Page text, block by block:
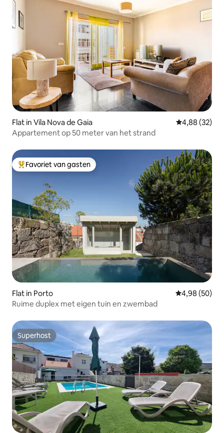
Flat in Vila Nova de Gaia Gemiddelde
4,88 (32)
Appartement op 50 meter van het strand
Topfavoriet van gasten
Favoriet van gasten
Flat in Porto Gemiddelde
4,98 (50)
Ruime duplex met eigen tuin en zwembad
Superhost
Superhost